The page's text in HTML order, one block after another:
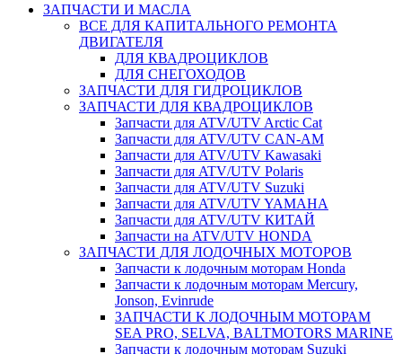
ЗАПЧАСТИ И МАСЛА
ВСЕ ДЛЯ КАПИТАЛЬНОГО РЕМОНТА
ДВИГАТЕЛЯ
ДЛЯ КВАДРОЦИКЛОВ
ДЛЯ СНЕГОХОДОВ
ЗАПЧАСТИ ДЛЯ ГИДРОЦИКЛОВ
ЗАПЧАСТИ ДЛЯ КВАДРОЦИКЛОВ
Запчасти для ATV/UTV Arctic Cat
Запчасти для ATV/UTV CAN-AM
Запчасти для ATV/UTV Kawasaki
Запчасти для ATV/UTV Polaris
Запчасти для ATV/UTV Suzuki
Запчасти для ATV/UTV YAMAHA
Запчасти для ATV/UTV КИТАЙ
Запчасти на ATV/UTV HONDA
ЗАПЧАСТИ ДЛЯ ЛОДОЧНЫХ МОТОРОВ
Запчасти к лодочным моторам Honda
Запчасти к лодочным моторам Mercury,
Jonson, Evinrude
ЗАПЧАСТИ К ЛОДОЧНЫМ МОТОРАМ
SEA PRO, SELVA, BALTMOTORS MARINE
Запчасти к лодочным моторам Suzuki